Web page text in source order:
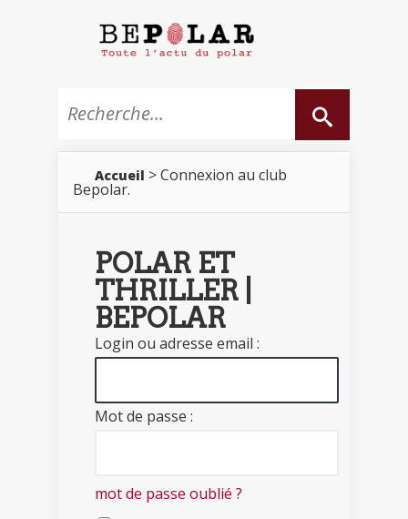
Accueil > Connexion au club
Bepolar.
POLAR ET
THRILLER |
BEPOLAR
Login ou adresse email :
Mot de passe :
mot de passe oublié ?